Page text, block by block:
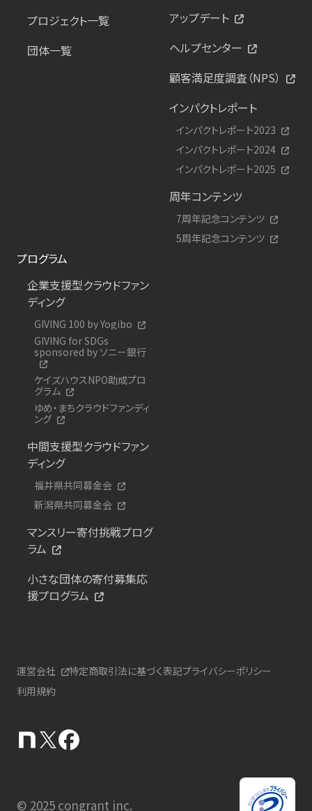
プロジェクト一覧
団体一覧
アップデート
ヘルプセンター
顧客満足度調査（NPS）
インパクトレポート
インパクトレポート2023
インパクトレポート2024
インパクトレポート2025
周年コンテンツ
7周年記念コンテンツ
5周年記念コンテンツ
プログラム
企業支援型クラウドファン
ディング
GIVING 100 by Yogibo
GIVING for SDGs
sponsored by ソニー銀行
ケイズハウスNPO助成プロ
グラム
ゆめ・まちクラウドファンディ
ング
中間支援型クラウドファン
ディング
福井県共同募金会
新潟県共同募金会
マンスリー寄付挑戦プログ
ラム
小さな団体の寄付募集応
援プログラム
運営会社 特定商取引法に基づく表記プライバシーポリシー
利用規約
© 2025 congrant inc.